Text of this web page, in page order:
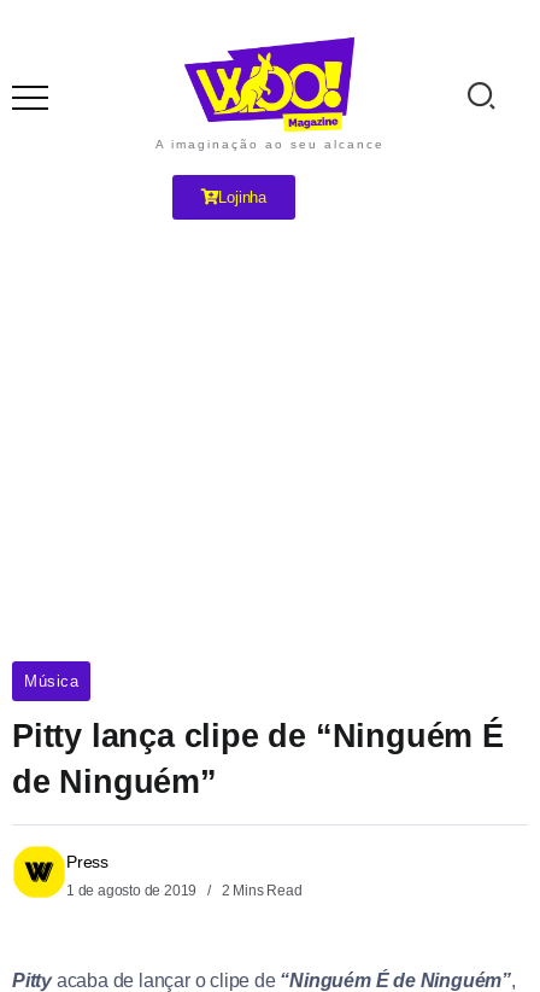
A imaginação ao seu alcance
Lojinha
Música
Pitty lança clipe de “Ninguém É
de Ninguém”
Press
1 de agosto de 2019 2 Mins Read
Pittyacaba de lançar o clipe de “Ninguém É de Ninguém”,